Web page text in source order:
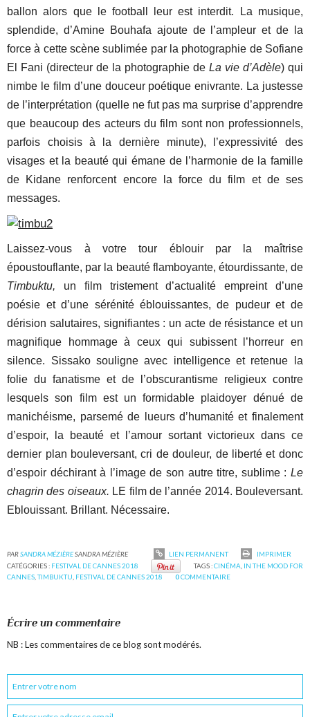
ballon alors que le football leur est interdit. La musique,
splendide, d’Amine Bouhafa ajoute de l’ampleur et de la
force à cette scène sublimée par la photographie de Sofiane
El Fani (directeur de la photographie de La vie d’Adèle) qui
nimbe le film d’une douceur poétique enivrante. La justesse
de l’interprétation (quelle ne fut pas ma surprise d’apprendre
que beaucoup des acteurs du film sont non professionnels,
parfois choisis à la dernière minute), l’expressivité des
visages et la beauté qui émane de l’harmonie de la famille
de Kidane renforcent encore la force du film et de ses
messages.
Laissez-vous à votre tour éblouir par la maîtrise
époustouflante, par la beauté flamboyante, étourdissante, de
Timbuktu, un film tristement d’actualité empreint d’une
poésie et d’une sérénité éblouissantes, de pudeur et de
dérision salutaires, signifiantes : un acte de résistance et un
magnifique hommage à ceux qui subissent l’horreur en
silence. Sissako souligne avec intelligence et retenue la
folie du fanatisme et de l’obscurantisme religieux contre
lesquels son film est un formidable plaidoyer dénué de
manichéisme, parsemé de lueurs d’humanité et finalement
d’espoir, la beauté et l’amour sortant victorieux dans ce
dernier plan bouleversant, cri de douleur, de liberté et donc
d’espoir déchirant à l’image de son autre titre, sublime : Le
chagrin des oiseaux. LE film de l’année 2014. Bouleversant.
Eblouissant. Brillant. Nécessaire.
PARSANDRA MÉZIÈRESANDRA MÉZIÈRE LIEN PERMANENT
IMPRIMER
CATÉGORIES : FESTIVAL DE CANNES 2018 TAGS :CINÉMA IN THE MOOD FOR
CANNES ,TIMBUKTU FESTIVAL DE CANNES 2018 0COMMENTAIRE
Écrire un commentaire
NB : Les commentaires de ce blog sont modérés.